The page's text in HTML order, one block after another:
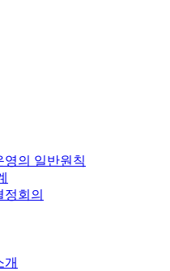
영의 일반원칙
정회의
개